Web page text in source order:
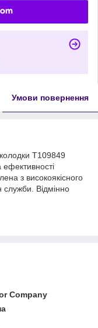
Умови повернення
T109849
ефективності
з високоякісного
служби. Відмінно
Company